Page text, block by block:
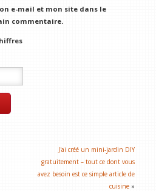
e-mail et mon site dans le
commentaire.
J'ai créé un mini-jardin DIY
gratuitement – ​​tout ce dont vous
avez besoin est ce simple article de
cuisine »